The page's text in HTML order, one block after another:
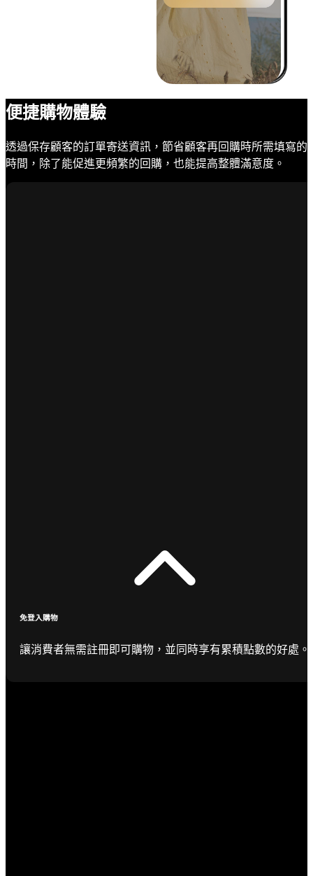
便捷購物體驗
透過保存顧客的訂單寄送資訊，節省顧客再回購時所需填寫的
時間，除了能促進更頻繁的回購，也能提高整體滿意度。
免登入購物
讓消費者無需註冊即可購物，並同時享有累積點數的好處。